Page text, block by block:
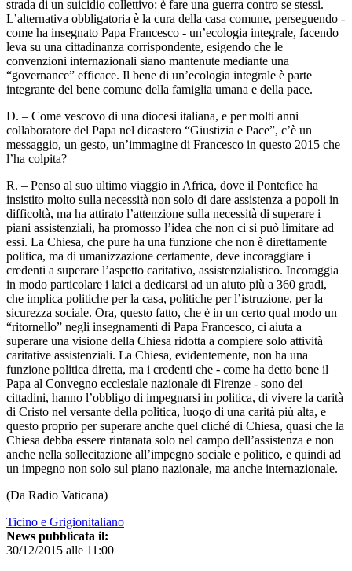
strada di un suicidio collettivo: è fare una guerra contro se stessi.
L’alternativa obbligatoria è la cura della casa comune, perseguendo -
come ha insegnato Papa Francesco - un’ecologia integrale, facendo
leva su una cittadinanza corrispondente, esigendo che le
convenzioni internazionali siano mantenute mediante una
“governance” efficace. Il bene di un’ecologia integrale è parte
integrante del bene comune della famiglia umana e della pace.
D. – Come vescovo di una diocesi italiana, e per molti anni
collaboratore del Papa nel dicastero “Giustizia e Pace”, c’è un
messaggio, un gesto, un’immagine di Francesco in questo 2015 che
l’ha colpita?
R. – Penso al suo ultimo viaggio in Africa, dove il Pontefice ha
insistito molto sulla necessità non solo di dare assistenza a popoli in
difficoltà, ma ha attirato l’attenzione sulla necessità di superare i
piani assistenziali, ha promosso l’idea che non ci si può limitare ad
essi. La Chiesa, che pure ha una funzione che non è direttamente
politica, ma di umanizzazione certamente, deve incoraggiare i
credenti a superare l’aspetto caritativo, assistenzialistico. Incoraggia
in modo particolare i laici a dedicarsi ad un aiuto più a 360 gradi,
che implica politiche per la casa, politiche per l’istruzione, per la
sicurezza sociale. Ora, questo fatto, che è in un certo qual modo un
“ritornello” negli insegnamenti di Papa Francesco, ci aiuta a
superare una visione della Chiesa ridotta a compiere solo attività
caritative assistenziali. La Chiesa, evidentemente, non ha una
funzione politica diretta, ma i credenti che - come ha detto bene il
Papa al Convegno ecclesiale nazionale di Firenze - sono dei
cittadini, hanno l’obbligo di impegnarsi in politica, di vivere la carità
di Cristo nel versante della politica, luogo di una carità più alta, e
questo proprio per superare anche quel cliché di Chiesa, quasi che la
Chiesa debba essere rintanata solo nel campo dell’assistenza e non
anche nella sollecitazione all’impegno sociale e politico, e quindi ad
un impegno non solo sul piano nazionale, ma anche internazionale.
(Da Radio Vaticana)
Ticino e Grigionitaliano
News pubblicata il:
30/12/2015 alle 11:00